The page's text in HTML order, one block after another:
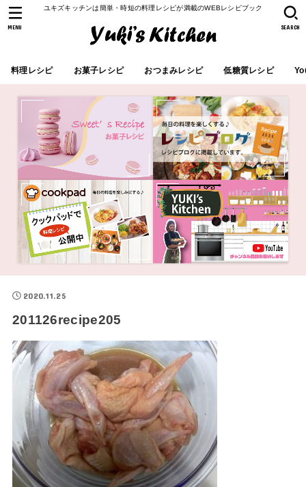
ユキズキッチンは簡単・時短の料理レシピが満載のWEBレシピブック
料理レシピ お菓子レシピ おつまみレシピ 低糖質レシピ
SEARCH
MENU
2020.11.25
201126recipe205